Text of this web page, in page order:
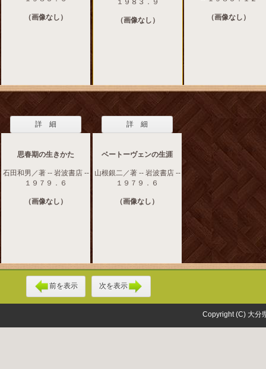
（画像なし）
１９８３．９
（画像なし） （画像なし）
詳 細
思春期の生きかた
石田和男／著 -- 岩波書店 --
１９７９．６
（画像なし）
詳 細
ベートーヴェンの生涯
山根銀二／著 -- 岩波書店 --
１９７９．６
（画像なし）
前を表示 次を表示
Copyright (C) 大分